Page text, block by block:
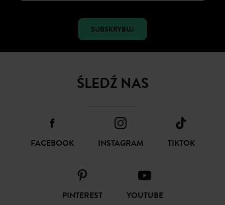
SUBSKRYBUJ
ŚLEDŹ NAS
FACEBOOK INSTAGRAM TIKTOK
PINTEREST YOUTUBE